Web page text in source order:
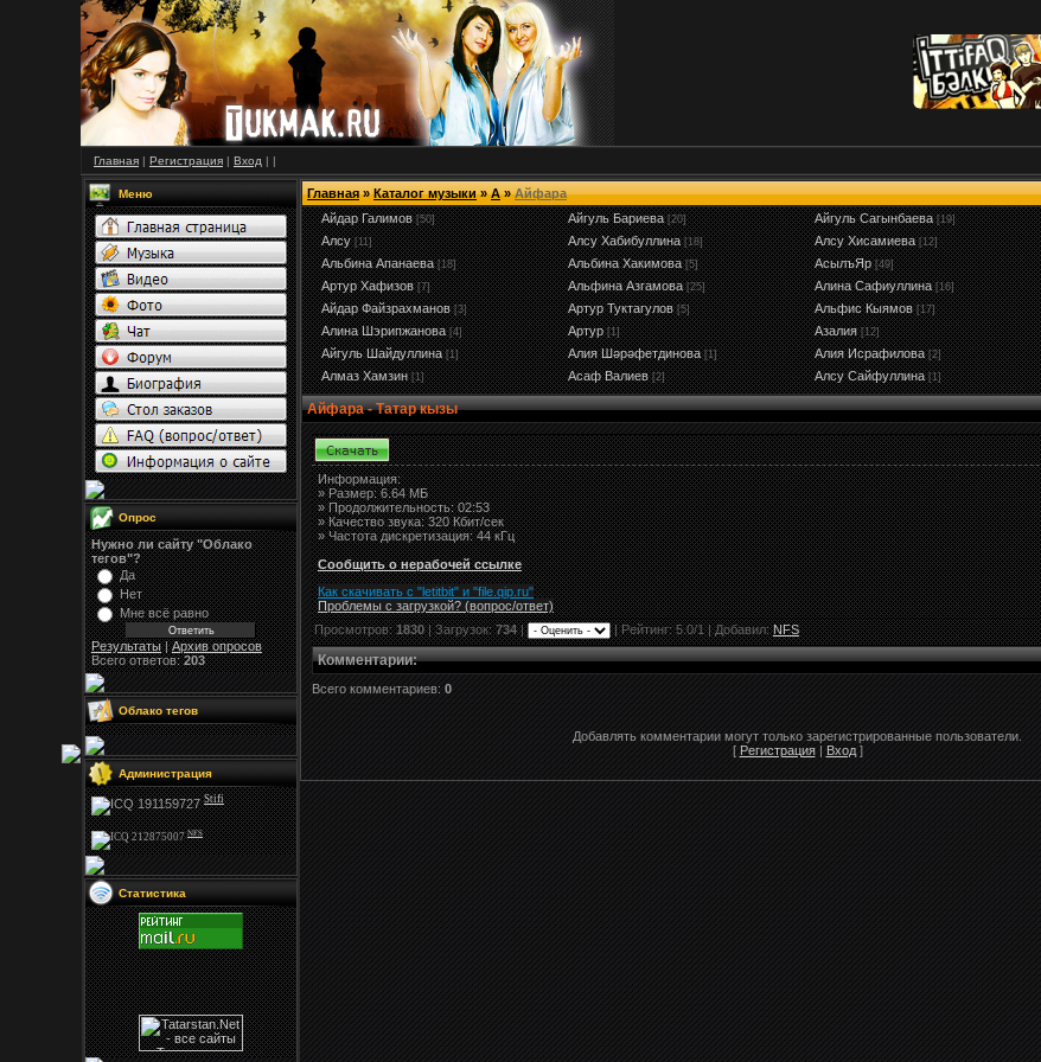
Главная | Регистрация | Вход | |
Меню
Опрос
Нужно ли сайту "Облако
тегов"?
Да
Нет
Мне всё равно
Результаты|Архив опросов
Всего ответов:203
Облако тегов
Администрация
Stifi
NFS
Статистика
Главная»Каталог музыки»А» Айфара
Айдар Галимов [50] Айгуль Бариева [20] Айгуль Сагынбаева [19]
Алсу [11] Алсу Хабибуллина [18] Алсу Хисамиева [12]
Альбина Апанаева [18] Альбина Хакимова [5] АсылъЯр [49]
Артур Хафизов [7] Альфина Азгамова [25] Алина Сафиуллина [16]
Айдар Файзрахманов [3] Артур Туктагулов [5] Альфис Кыямов [17]
Алина Шэрипжанова [4] Артур [1] Азалия [12]
Айгуль Шайдуллина [1] Алия Шәрәфетдинова [1] Алия Исрафилова [2]
Алмаз Хамзин [1] Асаф Валиев [2] Алсу Сайфуллина [1]
Айфара - Татар кызы
Информация:
»Размер:6.64 МБ
» Продолжительность: 02:53
» Качество звука: 320 Кбит/сек
» Частота дискретизация: 44 кГц
Сообщить о нерабочей ссылке
Как скачивать с "letitbit" и "file.qip.ru"
Проблемы с загрузкой? (вопрос/ответ)
Просмотров:1830| Загрузок:734| |Рейтинг:5.0/1 | Добавил:NFS
Комментарии:
Всего комментариев: 0
Добавлять комментарии могут только зарегистрированные пользователи.
[ Регистрация| Вход]